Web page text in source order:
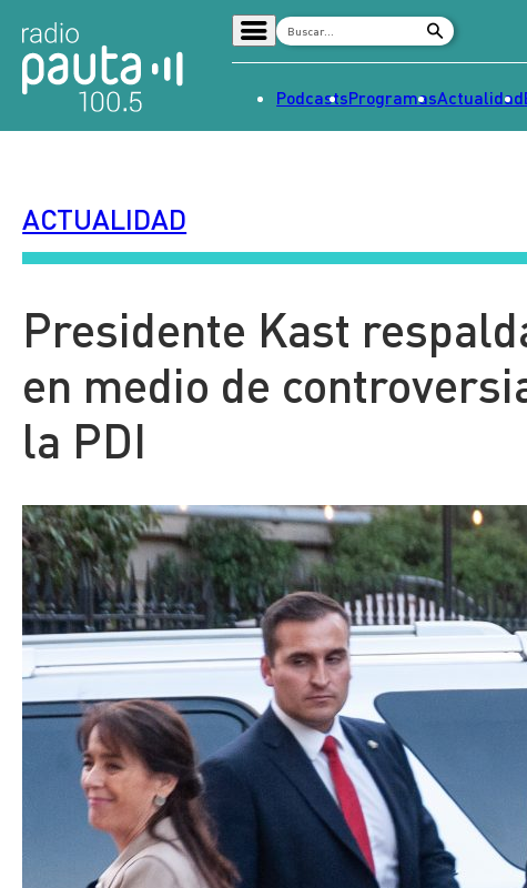
Señal 2
Tendencias
Contenido Patrocinado
PodcastsProgramasActualidad
ACTUALIDAD
Presidente Kast
en medio de
la PDI